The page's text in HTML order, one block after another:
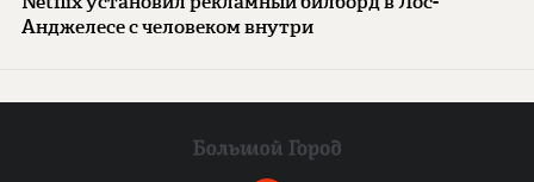
Анджелесе с человеком внутри